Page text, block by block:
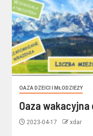
OAZA DZEICI I MŁODZIEŻY
Oaza
2023-04-17 xdar